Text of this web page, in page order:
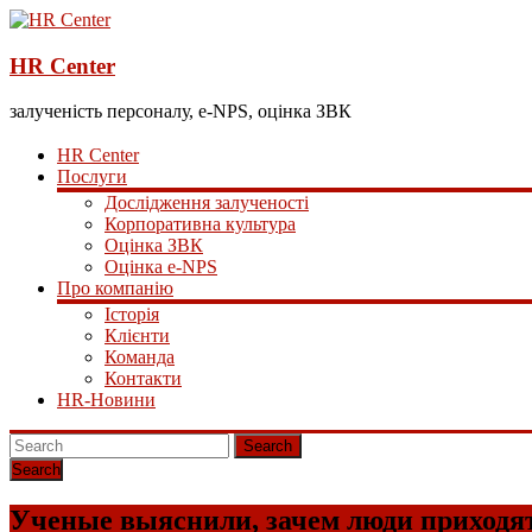
HR Center
залученість персоналу, e-NPS, оцінка ЗВК
HR Center
Послуги
Дослідження залученості
Корпоративна культура
Оцінка ЗВК
Оцінка e-NPS
Про компанію
Історія
Клієнти
Команда
Контакти
HR-Новини
Search
Ученые выяснили, зачем люди